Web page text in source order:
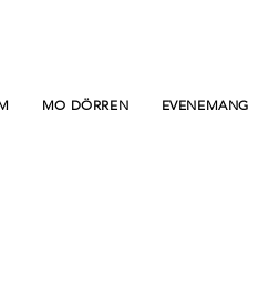
MO DÖRREN EVENEMANG